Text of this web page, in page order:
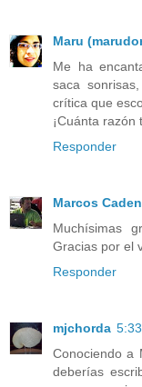
Maru
Me ha
saca
crítica que
¡Cuánta razón
Responder
Marcos
Muchísimas
Gracias por el
Responder
mjchorda
Conociendo a
deberías